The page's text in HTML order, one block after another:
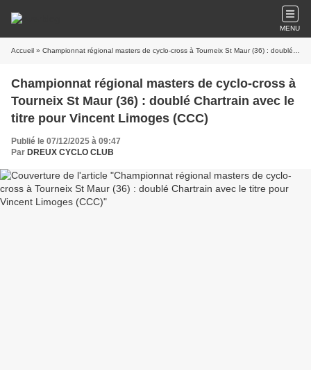
MENU
Accueil » Championnat régional masters de cyclo-cross à Tourneix St Maur (36) : doublé Chartrain avec le titre pour Vincent Limoges (CCC)
Championnat régional masters de cyclo-cross à
Tourneix St Maur (36) : doublé Chartrain avec le
titre pour Vincent Limoges (CCC)
Publié le 07/12/2025 à 09:47
Par DREUX CYCLO CLUB